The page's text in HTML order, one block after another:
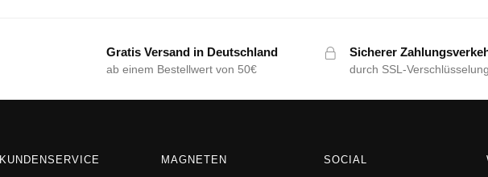
Gratis Versand in Deutschland
ab einem Bestellwert von 50€
Sicherer
durch SSL-
KUNDENSERVICE MAGNETEN SOCIAL